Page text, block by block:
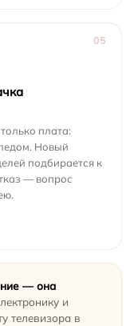
05
плата:
Новый
подбирается к
— вопрос
— она
и
телевизора в